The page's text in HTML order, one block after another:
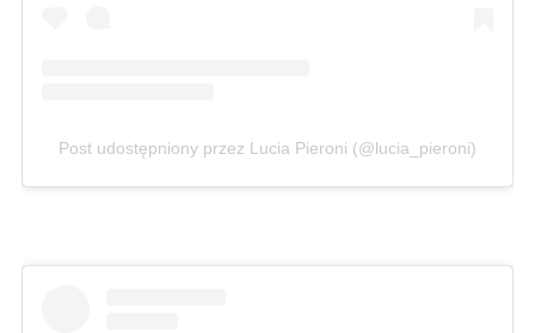
Post udostępniony przez Lucia Pieroni (@lucia_pieroni)